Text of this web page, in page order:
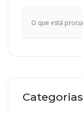
Categorias